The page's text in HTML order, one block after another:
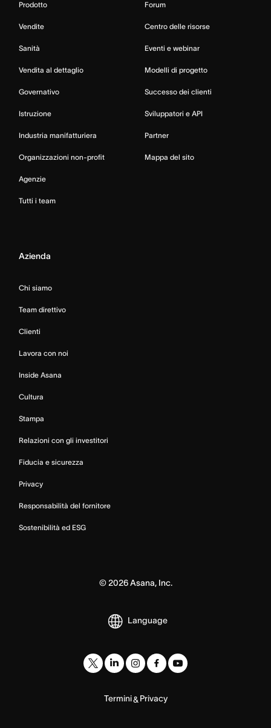
Prodotto
Vendite
Sanità
Vendita al dettaglio
Governativo
Istruzione
Industria manifatturiera
Organizzazioni non-profit
Agenzie
Tutti i team
Forum
Centro delle risorse
Eventi e webinar
Modelli di progetto
Successo dei clienti
Sviluppatori e API
Partner
Mappa del sito
Azienda
Chi siamo
Team direttivo
Clienti
Lavora con noi
Inside Asana
Cultura
Stampa
Relazioni con gli investitori
Fiducia e sicurezza
Privacy
Responsabilità del fornitore
Sostenibilità ed ESG
© 2026Asana, Inc.
Language
Termini& Privacy